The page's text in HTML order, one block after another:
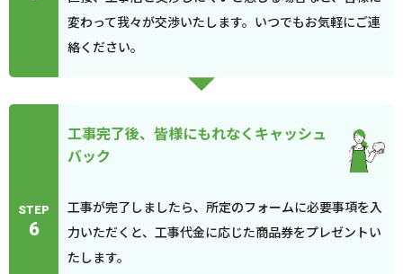
変わって我々が交渉いたします。いつでもお気軽にご連
絡ください。
STEP
6
工事完了後、皆様にもれなくキャッシュ
バック
工事が完了しましたら、所定のフォームに必要事項を入
力いただくと、工事代金に応じた商品券をプレゼントい
たします。